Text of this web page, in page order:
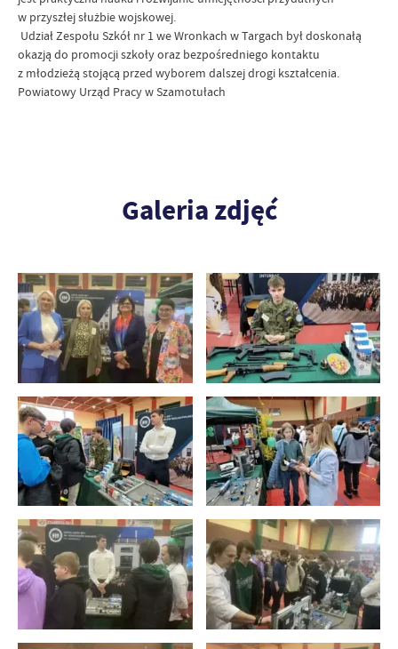
w przyszłej służbie wojskowej.
Udział Zespołu Szkół nr 1 we Wronkach w Targach był doskonałą
okazją do promocji szkoły oraz bezpośredniego kontaktu
z młodzieżą stojącą przed wyborem dalszej drogi kształcenia.
Powiatowy Urząd Pracy w Szamotułach
Galeria zdjęć